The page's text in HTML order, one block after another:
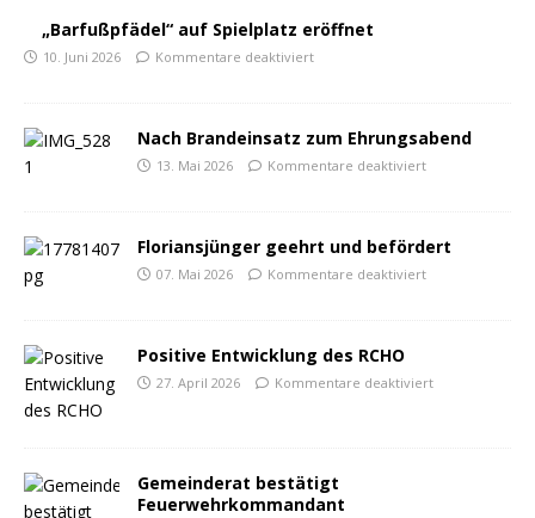
„Barfußpfädel“ auf Spielplatz eröffnet
10. Juni 2026 Kommentare deaktiviert
Nach Brandeinsatz zum Ehrungsabend
13. Mai 2026 Kommentare deaktiviert
Floriansjünger geehrt und befördert
07. Mai 2026 Kommentare deaktiviert
Positive Entwicklung des RCHO
27. April 2026 Kommentare deaktiviert
Gemeinderat bestätigt
Feuerwehrkommandant